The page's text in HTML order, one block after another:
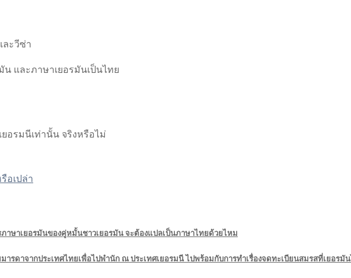
ละวีซ่า
น และภาษาเยอรมันเป็นไทย
อรมนีเท่านั้น จริงหรือไม่
อเปล่า
าษาเยอรมันของคู่หมั้นชาวเยอรมัน จะต้องแปลเป็นภาษาไทยด้วยไหม
ารดาจากประเทศไทยเพื่อไปพำนัก ณ ประเทศเยอรมนี ไปพร้อมกับการทำเรื่องจดทะเบียนสมรสที่เยอรมั